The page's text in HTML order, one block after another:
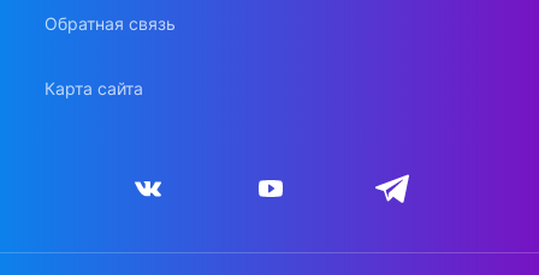
Обратная связь
Карта сайта